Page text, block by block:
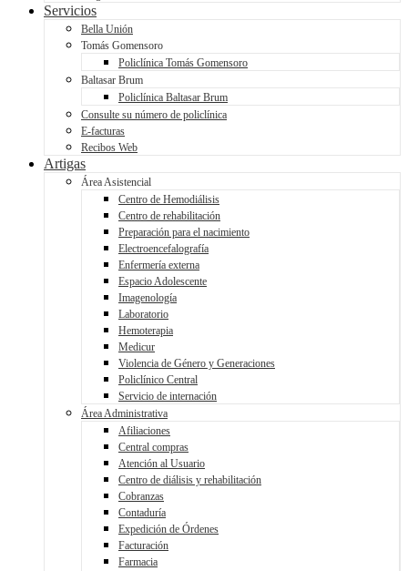
Servicios
Bella Unión
Tomás Gomensoro
Policlínica Tomás Gomensoro
Baltasar Brum
Policlínica Baltasar Brum
Consulte su número de policlínica
E-facturas
Recibos Web
Artigas
Área Asistencial
Centro de Hemodiálisis
Centro de rehabilitación
Preparación para el nacimiento
Electroencefalografía
Enfermería externa
Espacio Adolescente
Imagenología
Laboratorio
Hemoterapia
Medicur
Violencia de Género y Generaciones
Policlínico Central
Servicio de internación
Área Administrativa
Afiliaciones
Central compras
Atención al Usuario
Centro de diálisis y rehabilitación
Cobranzas
Contaduría
Expedición de Órdenes
Facturación
Farmacia